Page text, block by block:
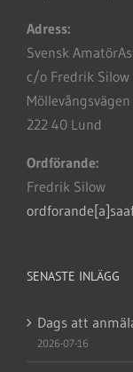
Adress:
Svensk
c/o Fredrik Silow
Möllevångsvägen
222 40 Lund
Ordförande:
Fredrik Silow
SENASTE INLÄGG
Dags att
2026-07-16